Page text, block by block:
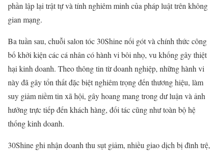
phần lập lại trật tự và tính nghiêm minh của pháp luật trên không
gian mạng.
Ba tuần sau, chuỗi salon tóc 30Shine nối gót và chính thức công
bố khởi kiện các cá nhân có hành vi bôi nhọ, vu khống gây thiệt
hại kinh doanh. Theo thông tin từ doanh nghiệp, những hành vi
này đã gây tổn thất đặc biệt nghiêm trọng đến thương hiệu, làm
suy giảm niềm tin xã hội, gây hoang mang trong dư luận và ảnh
hưởng trực tiếp đến khách hàng, đối tác cũng như toàn bộ hệ
thống kinh doanh.
30Shine ghi nhận doanh thu sụt giảm, nhiều giao dịch bị đình trệ,